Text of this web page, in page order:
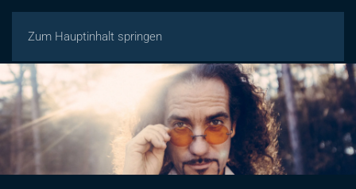
Zum Hauptinhalt springen